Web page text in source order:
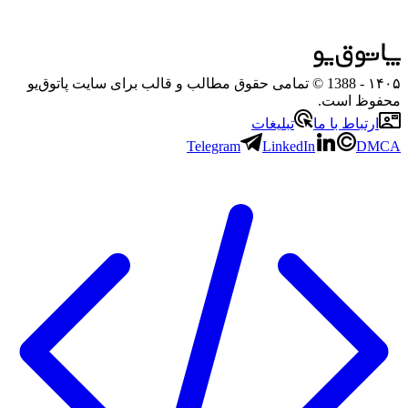
۱۴۰۵
- 1388 © تمامی حقوق مطالب و قالب برای سایت پاتوق‌یو
محفوظ است.
ارتباط با ما
تبلیغات
Telegram
LinkedIn DMCA